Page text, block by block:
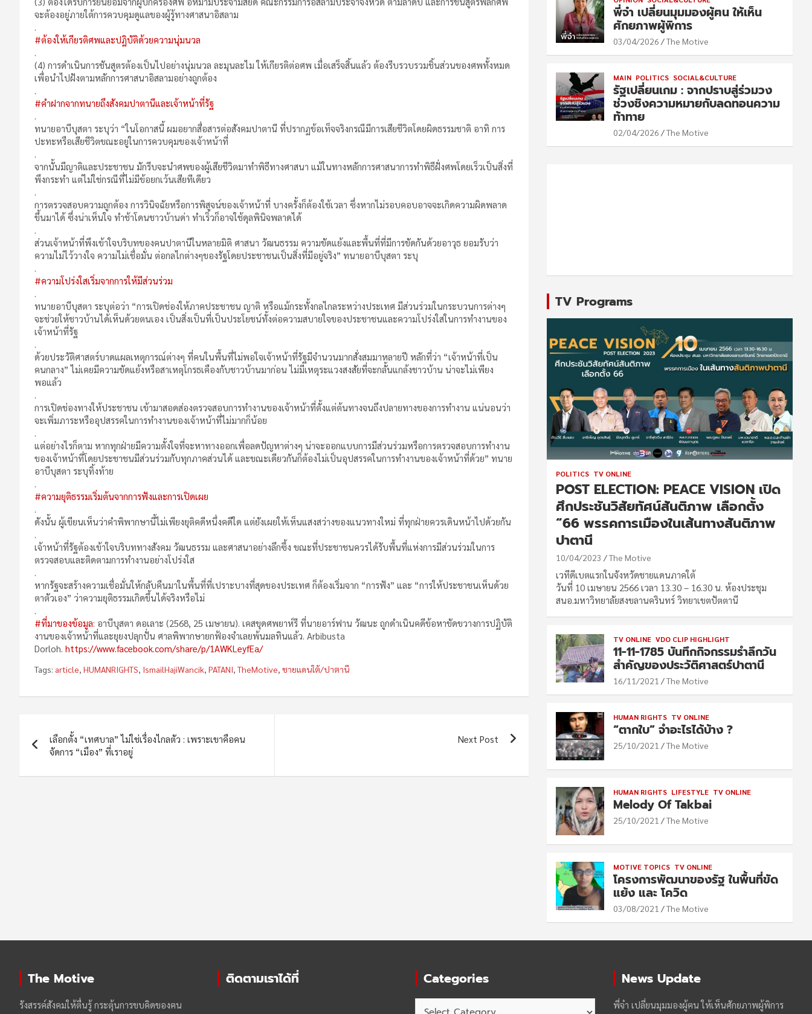
จะต้องอยู่ภายใต้การควบคุมดูแลของผู้รู้ทางศาสนาอิสลาม
.
#ต้องให้เกียรติศพและปฏิบัติด้วยความนุ่มนวล
.
(4) การดำเนินการชันสูตรต้องเป็นไปอย่างนุ่มนวล ละมุนละไม ให้เกียรติต่อศพ เมื่อเสร็จสิ้นแล้ว ต้องรีบรวบรวมชิ้นส่วนของศพทั้งหมด
เพื่อนำไปฝังตามหลักการศาสนาอิสลามอย่างถูกต้อง
.
#คำฝากจากทนายถึงสังคมปาตานีและเจ้าหน้าที่รัฐ
.
ทนายอาบีบุสตา ระบุว่า “ในโอกาสนี้ ผมอยากสื่อสารต่อสังคมปาตานี ที่ปรากฏข้อเท็จจริงกรณีมีการเสียชีวิตโดยผิดธรรมชาติ อาทิ การ
ปะทะหรือเสียชีวิตขณะอยู่ในการควบคุมของเจ้าหน้าที่
.
จากนั้นมีญาติและประชาชน มักรีบจะนำศพของผู้เสียชีวิตมาทำพิธีทางศาสนา แม้ในทางหลักการศาสนาการทำพิธีฝั่งศพโดยเร็วเป็นสิ่งที่
พึงกระทำ แต่ไม่ใช่กรณีที่ไม่มีข้อยกเว้นเสียทีเดียว
.
การตรวจสอบความถูกต้อง การวินิจฉัยหรือการพิสูจน์ของเจ้าหน้าที่ บางครั้งก็ต้องใช้เวลา ซึ่งหากไม่รอบคอบอาจจะเกิดความผิดพลาด
ขึ้นมาได้ ซึ่งน่าเห็นใจ ทำช้าโดนชาวบ้านด่า ทำเร็วก็อาจใช้ดุลพินิจพลาดได้
.
ส่วนเจ้าหน้าที่พึงเข้าใจบริบทของคนปาตานีในหลายมิติ ศาสนา วัฒนธรรม ความขัดแย้งและพื้นที่ที่มีการขัดกันด้วยอาวุธ ยอมรับว่า
ความไม่ไว้วางใจ ความไม่เชื่อมั่น ต่อกลไกต่างๆของรัฐโดยประชาชนเป็นสิ่งที่มีอยู่จริง” ทนายอาบีบุสตา ระบุ
.
#ความโปร่งใสเริ่มจากการให้มีส่วนร่วม
.
ทนายอาบีบุสตา ระบุต่อว่า “การเปิดช่องให้ภาคประชาชน ญาติ หรือแม้กระทั้งกลไกลระหว่างประเทศ มีส่วนร่วมในกระบวนการต่างๆ
จะช่วยให้ชาวบ้านได้เห็นด้วยตนเอง เป็นสิ่งเป็นที่เป็นประโยชน์ทั้งต่อความสบายใจของประชาชนและความโปร่งใสในการทำงานของ
เจ้าหน้าที่รัฐ
.
ด้วยประวัติศาสตร์บาดแผลเหตุการณ์ต่างๆ ที่คนในพื้นที่ไม่พอใจเจ้าหน้าที่รัฐมีจำนวนมากสั่งสมมาหลายปี หลักที่ว่า “เจ้าหน้าที่เป็น
คนกลาง” ไม่เคยมีความขัดแย้งหรือสาเหตุโกรธเคืองกับชาวบ้านมาก่อน ไม่มีเหตุระแวงสงสัยที่จะกลั้นแกล้งชาวบ้าน น่าจะไม่เพียง
พอแล้ว
.
การเปิดช่องทางให้ประชาชน เข้ามาสอดส่องตรวจสอบการทำงานของเจ้าหน้าที่ตั้งแต่ต้นทางจนถึงปลายทางของการทำงาน แน่นอนว่า
จะเพิ่มภาระหรืออุปสรรคในการทำงานของเจ้าหน้าที่ไม่มากก็น้อย
.
แต่อย่างไรก็ตาม หากทุกฝ่ายมีความตั้งใจที่จะหาทางออกเพื่อลดปัญหาต่างๆ น่าจะออกแบบการมีส่วนร่วมหรือการตรวจสอบการทำงาน
ของเจ้าหน้าที่โดยประชาชนมีส่วนร่วมกับทุกภาคส่วนได้ และขณะเดียวกันก็ต้องไม่เป็นอุปสรรคในการทำงานของเจ้าหน้าที่ด้วย” ทนาย
อาบีบุสตา ระบุทิ้งท้าย
.
#ความยุติธรรมเริ่มต้นจากการฟังและการเปิดเผย
.
ดังนั้น ผู้เขียนเห็นว่าคำพิพากษานี้ไม่เพียงยุติคดีหนึ่งคดีใด แต่ยังเผยให้เห็นแสงสว่างของแนวทางใหม่ ที่ทุกฝ่ายควรเดินหน้าไปด้วยกัน
.
เจ้าหน้าที่รัฐต้องเข้าใจบริบททางสังคม วัฒนธรรม และศาสนาอย่างลึกซึ้ง ขณะที่ประชาชนควรได้รับพื้นที่แห่งการมีส่วนร่วมในการ
ตรวจสอบและติดตามการทำงานอย่างโปร่งใส
.
หากรัฐจะสร้างความเชื่อมั่นให้กลับคืนมาในพื้นที่ที่เปราะบางที่สุดของประเทศ ก็ต้องเริ่มจาก “การฟัง” และ “การให้ประชาชนเห็นด้วย
ตาตัวเอง” ว่าความยุติธรรมเกิดขึ้นได้จริงหรือไม่
.
#ที่มาของข้อมูล: อาบีบุสตา ดอเลาะ (2568, 25 เมษายน). เคสขุดศพยาห์รี ที่นายอาร์ฟาน วัฒนะ ถูกดำเนินคดีข้อหาขัดขวางการปฏิบัติ
งานของเจ้าหน้าที่และยุยงปลุกปั่น ศาลพิพากษายกฟ้องจำเลยพ้นมลทินแล้ว. Arbibusta
Dorloh. https://www.facebook.com/share/p/1AWKLeyfEa/
Tags: article, HUMANRIGHTS, IsmailHajiWancik, PATANI,TheMotive, ชายแดนใต้/ปาตานี
Post
navigation
เลือกตั้ง “เทศบาล” ไม่ใช่เรื่องไกลตัว : เพราะเขาคือคน
จัดการ “เมือง” ที่เราอยู่
Next Post
พี่จ๋า เปลี่ยนมุมมองผู้ฅน ให้เห็น
ศักยภาพผู้พิการ
03/04/2026 The Motive
MAIN POLITICS SOCIAL&CULTURE
รัฐเปลี่ยนเกม : จากปราบสู่ร่วมวง
ช่วงชิงความหมายกับลดทอนความ
ท้าทาย
02/04/2026 The Motive
TV Programs
POLITICS TV ONLINE
POST ELECTION: PEACE VISION เปิด
ศึกประชันวิสัยทัศน์สันติภาพ เลือกตั้ง
“66 พรรคการเมืองในเส้นทางสันติภาพ
ปาตานี
10/04/2023 The Motive
เวทีดีเบตแรกในจังหวัดชายแดนภาคใต้
วันที่ 10 เมษายน 2566 เวลา 13.30 – 16.30 น. ห้องประชุม
สนอ.มหาวิทยาลัยสงขลานครินทร์ วิทยาเขตปัตตานี
TV ONLINE VDO CLIP HIGHLIGHT
11-11-1785 บันทึกกิจกรรมรำลึกวัน
สำคัญของประวัติศาสตร์ปาตานี
16/11/2021 The Motive
HUMAN RIGHTS TV ONLINE
“ตากใบ” จำอะไรได้บ้าง ?
25/10/2021 The Motive
HUMAN RIGHTS LIFESTYLE TV ONLINE
Melody Of Takbai
25/10/2021 The Motive
MOTIVE TOPICS TV ONLINE
โครงการพัฒนาของรัฐ ในพื้นที่ขัด
แย้ง และ โควิด
03/08/2021 The Motive
The Motive
รังสรรค์สังคมให้ตื่นรู้ กระตุ้นการขบคิดของฅน
ติดตามเราได้ที่ Categories News Update
พี่จ๋า เปลี่ยนมุมมองผู้ฅน ให้เห็นศักยภาพผู้พิการ